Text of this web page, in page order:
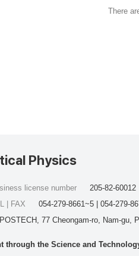
There
Physics
77 Cheongam-ro, Nam-gu,
license number
205-82-60012
| FAX
054-279-8661~5 | 054-279-
through the Science and